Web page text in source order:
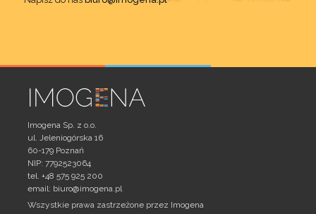
Imogena Sp. z o.o.
ul. Jeleniogórska 16
60-179 Poznań
NIP: 7792523064
tel. +48 575 925 200
email: biuro@imogena.pl
Wszystkie prawa zastrzeżone przez Imogena